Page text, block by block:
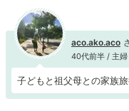
aco.ako.aco
40代前半 / 主婦
子どもと祖父母との家族